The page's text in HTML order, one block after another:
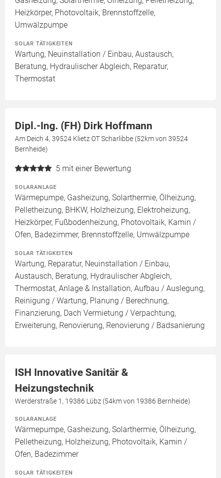
Heizkörper, Photovoltaik, Brennstoffzelle,
Umwälzpumpe
SOLAR TÄTIGKEITEN
Wartung, Neuinstallation / Einbau, Austausch,
Beratung, Hydraulischer Abgleich, Reparatur,
Thermostat
Dipl.-Ing. (FH) Dirk Hoffmann
Am Deich 4, 39524 Klietz OT Scharlibbe (52km von 39524
Bernheide)
5 mit einer Bewertung
SOLARANLAGE
Wärmepumpe, Gasheizung, Solarthermie, Ölheizung,
Pelletheizung, BHKW, Holzheizung, Elektroheizung,
Heizkörper, Fußbodenheizung, Photovoltaik, Kamin /
Ofen, Badezimmer, Brennstoffzelle, Umwälzpumpe
SOLAR TÄTIGKEITEN
Wartung, Reparatur, Neuinstallation / Einbau,
Austausch, Beratung, Hydraulischer Abgleich,
Thermostat, Anlage & Installation, Aufbau / Auslegung,
Reinigung / Wartung, Planung / Berechnung,
Finanzierung, Dach Vermietung / Verpachtung,
Erweiterung, Renovierung, Renovierung / Badsanierung
ISH Innovative Sanitär &
Heizungstechnik
Werderstraße 1, 19386 Lübz (54km von 19386 Bernheide)
SOLARANLAGE
Wärmepumpe, Gasheizung, Solarthermie, Ölheizung,
Pelletheizung, Holzheizung, Photovoltaik, Kamin /
Ofen, Badezimmer
SOLAR TÄTIGKEITEN